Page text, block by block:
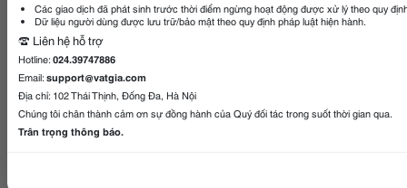
Các giao dịch đã phát sinh trước thời điểm ngừng hoạt động được xử lý theo quy
Dữ liệu người dùng được lưu trữ/bảo mật theo quy định pháp luật hiện hành.
☎️ Liên hệ hỗ trợ
Hotline:024.39747886
Email:support@vatgia.com
Địa chỉ: 102 Thái Thịnh, Đống Đa, Hà Nội
Chúng tôi chân thành cảm ơn sự đồng hành của Quý đối tác trong suốt thời gian qua.
Trân trọng thông báo.